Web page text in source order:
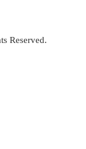
Reserved.